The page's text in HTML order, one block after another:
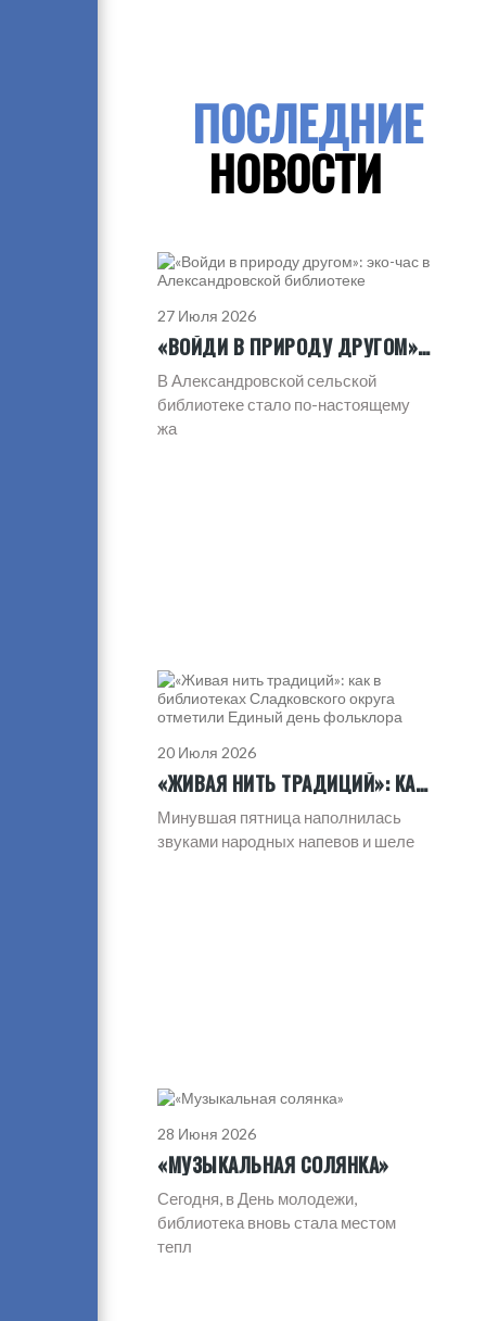
ПОСЛЕДНИЕ
НОВОСТИ
27 Июля 2026
«ВОЙДИ В ПРИРОДУ ДРУГОМ»: ЭКО-ЧАС В АЛЕКСАНДРОВСКОЙ БИБЛИОТЕКЕ
В Александровской сельской
библиотеке стало по-настоящему
жа
20 Июля 2026
«ЖИВАЯ НИТЬ ТРАДИЦИЙ»: КАК В БИБЛИОТЕКАХ СЛАДКОВСКОГО ОКРУГА ОТМЕТИЛИ ЕДИНЫЙ ДЕНЬ ФОЛЬКЛОРА
Минувшая пятница наполнилась
звуками народных напевов и шеле
28 Июня 2026
«МУЗЫКАЛЬНАЯ СОЛЯНКА»
Сегодня, в День молодежи,
библиотека вновь стала местом
тепл